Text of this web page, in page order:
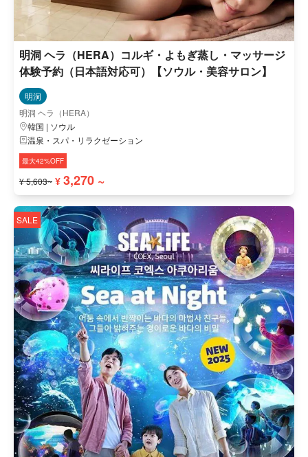
明洞 ヘラ（HERA）コルギ・よもぎ蒸し・マッサージ
体験予約（日本語対応可）【ソウル・美容サロン】
明洞
明洞 ヘラ（HERA）
韓国 | ソウル
温泉・スパ・リラクゼーション
最大42%OFF
¥ 5,603~ ¥ 3,270 ~
SALE